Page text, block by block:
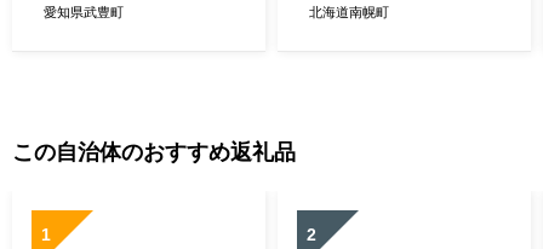
愛知県武豊町 北海道南幌町
この自治体のおすすめ返礼品
1 2